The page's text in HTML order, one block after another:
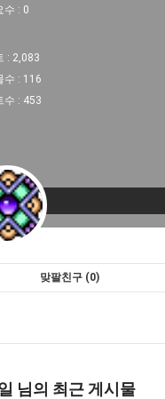
수 : 0
: 2,083
수 : 116
수 : 453
맞팔친구 (0)
님의 최근 게시물